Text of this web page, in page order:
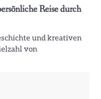
Reise durch
und kreativen
von